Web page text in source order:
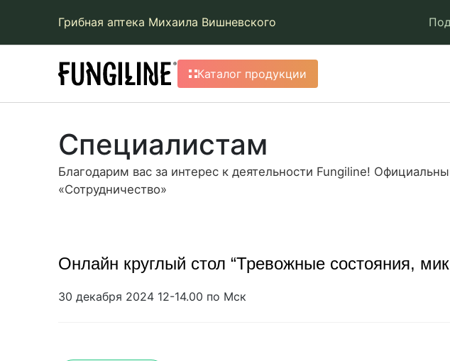
Грибная аптека Михаила Вишневского
Каталог продукции
Специалистам
Благодарим вас за интерес к деятельности Fungiline!
«Сотрудничество»
Онлайн круглый стол “Тревожные состояния,
30 декабря 2024 12-14.00 по Мск